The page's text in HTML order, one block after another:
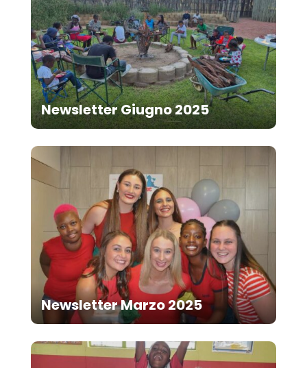
Newsletter Giugno 2025
Newsletter Marzo 2025